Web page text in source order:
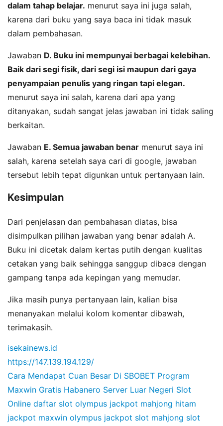
dalam tahap belajar. menurut saya ini juga salah,
karena dari buku yang saya baca ini tidak masuk
dalam pembahasan.
Jawaban D. Buku ini mempunyai berbagai kelebihan.
Baik dari segi fisik, dari segi isi maupun dari gaya
penyampaian penulis yang ringan tapi elegan.
menurut saya ini salah, karena dari apa yang
ditanyakan, sudah sangat jelas jawaban ini tidak saling
berkaitan.
Jawaban E. Semua jawaban benar menurut saya ini
salah, karena setelah saya cari di google, jawaban
tersebut lebih tepat digunkan untuk pertanyaan lain.
Kesimpulan
Dari penjelasan dan pembahasan diatas, bisa
disimpulkan pilihan jawaban yang benar adalah A.
Buku ini dicetak dalam kertas putih dengan kualitas
cetakan yang baik sehingga sanggup dibaca dengan
gampang tanpa ada kepingan yang memudar.
Jika masih punya pertanyaan lain, kalian bisa
menanyakan melalui kolom komentar dibawah,
terimakasih.
isekainews.id
https://147.139.194.129/
Cara Mendapat Cuan Besar Di SBOBET Program
Maxwin Gratis Habanero Server Luar Negeri Slot
Online daftar slot olympus jackpot mahjong hitam
jackpot maxwin olympus jackpot slot mahjong slot